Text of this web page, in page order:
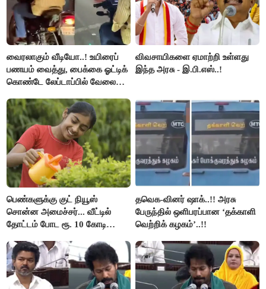
வைரலாகும் வீடியோ..! உயிரைப்
பணயம் வைத்து, பைக்கை ஓட்டிக்
கொண்டே லேப்டாப்பில் வேலை
விவசாயிகளை ஏமாற்றி உள்ளது
இந்த அரசு - இ.பி.எஸ்..!
பெண்களுக்கு குட் நியூஸ்
சொன்ன அமைச்சர்... வீட்டில்
தோட்டம் போட ரூ. 10 கோடி
தவெக-வினர் ஷாக்..!! அரசு
பேருந்தில் ஒளிபரப்பான ‘தக்காளி
வெற்றிக் கழகம்’..!!